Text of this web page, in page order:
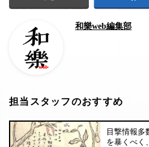
和樂web編集部
担当スタッフのおすすめ
目撃情報多
を暴くべく